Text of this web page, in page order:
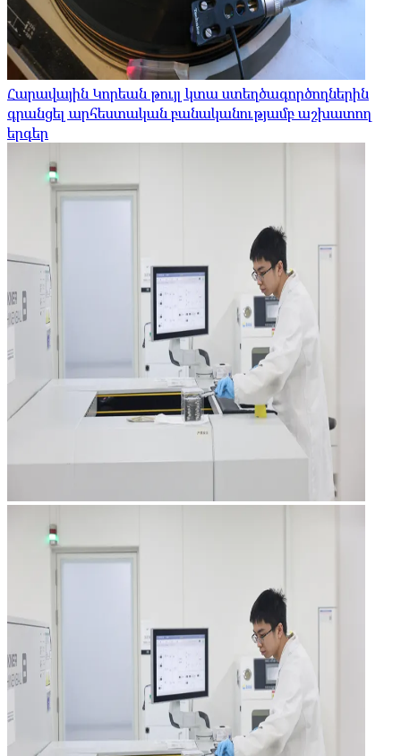
Հարավային Կորեան թույլ կտա ստեղծագործողներին
գրանցել արհեստական ​​բանականությամբ աշխատող
երգեր